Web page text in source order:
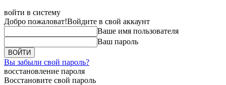
войти в систему
Добро пожаловат!Войдите в свой аккаунт
Ваше имя пользователя
Ваш пароль
Вы забыли свой пароль?
восстановление пароля
Восстановите свой пароль